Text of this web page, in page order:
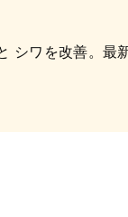
シワを改善。最